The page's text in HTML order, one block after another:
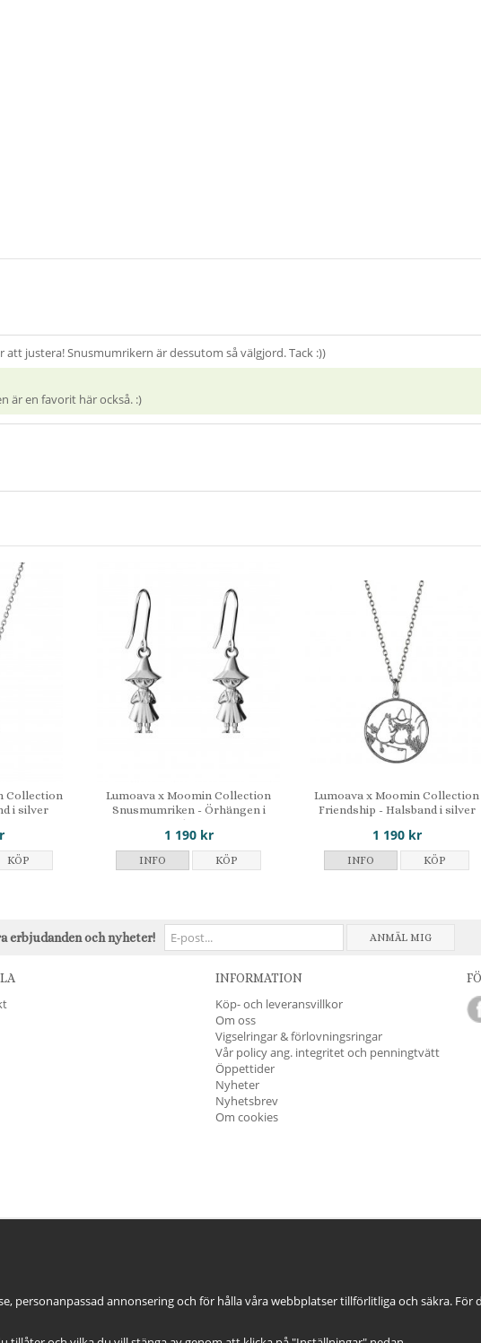
justera! Snusmumrikern är dessutom så välgjord. Tack :))
är en favorit här också. :)
Collection
i silver
KÖP
Lumoava x Moomin Collection
Snusmumriken - Örhängen i
silver
1 190 kr
INFO KÖP
Lumoava x Moomin Collection
Friendship - Halsband i silver
1 190 kr
INFO KÖP
erbjudanden och nyheter! ANMÄL MIG
INFORMATION
Köp- och leveransvillkor
Om oss
Vigselringar & förlovningsringar
Vår policy ang. integritet och penningtvätt
Öppettider
Nyheter
Nyhetsbrev
Om cookies
personanpassad annonsering och för hålla våra webbplatser tillförlitliga och säkra.